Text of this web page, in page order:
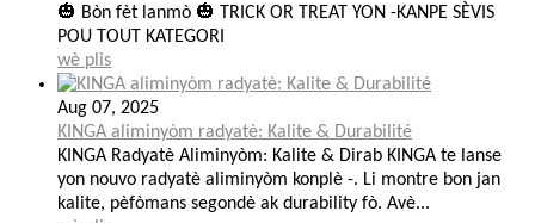
🎃 Bòn fèt lanmò 🎃 TRICK OR TREAT YON -KANPE SÈVIS
POU TOUT KATEGORI
wè plis
Aug 07, 2025
KINGA aliminyòm radyatè: Kalite & Durabilité
KINGA Radyatè Aliminyòm: Kalite & Dirab KINGA te lanse
yon nouvo radyatè aliminyòm konplè -. Li montre bon jan
kalite, pèfòmans segondè ak durability fò. Avè...